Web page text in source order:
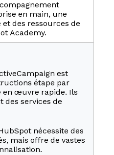
en main, une
des ressources de
Academy.
est
étape par
en œuvre rapide. Ils
des services de
nécessite des
mais offre de vastes